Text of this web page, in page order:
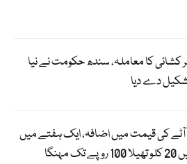
کشائی کا معاملہ، سندھ حکومت نے نیا
دے دیا
کی قیمت میں اضافہ، ایک ہفتے میں